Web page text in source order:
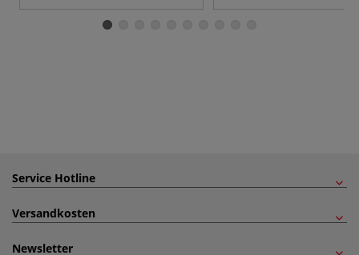
Service Hotline
Versandkosten
Newsletter